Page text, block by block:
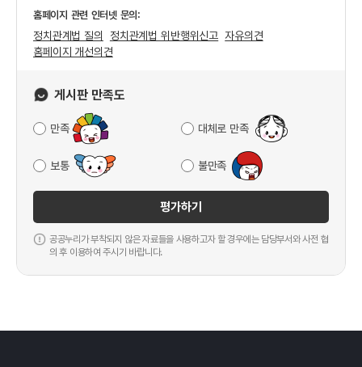
홈페이지 관련 인터넷 문의:
정치관계법 질의 정치관계법 위반행위신고 자유의견
홈페이지 개선의견
게시판 만족도
만족 대체로 만족
보통 불만족
평가하기
공공누리가 부착되지 않은 자료들을 사용하고자 할 경우에는 담당부서와 사전 협
의 후 이용하여 주시기 바랍니다.